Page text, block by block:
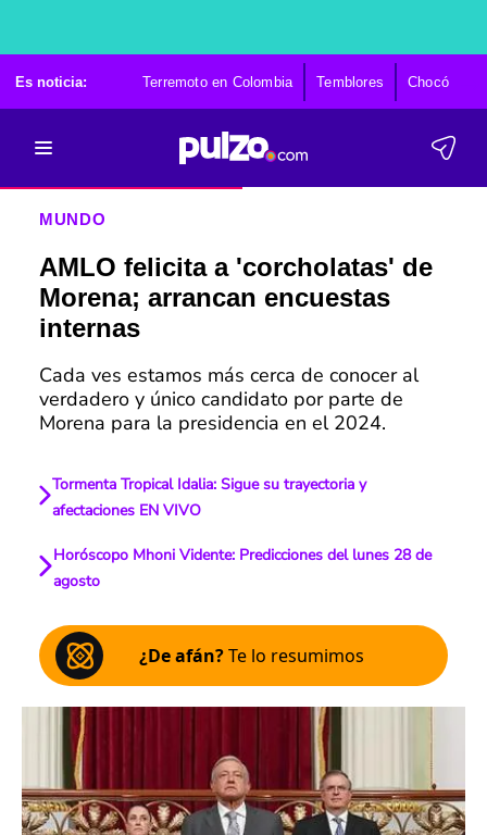
Es noticia: Terremoto en Colombia Temblores Chocó
MUNDO
AMLO felicita a 'corcholatas' de
Morena; arrancan encuestas
internas
Cada ves estamos más cerca de conocer al
verdadero y único candidato por parte de
Morena para la presidencia en el 2024.
Tormenta Tropical Idalia: Sigue su trayectoria y
afectaciones EN VIVO
Horóscopo Mhoni Vidente: Predicciones del lunes 28 de
agosto
¿De afán?Te lo resumimos